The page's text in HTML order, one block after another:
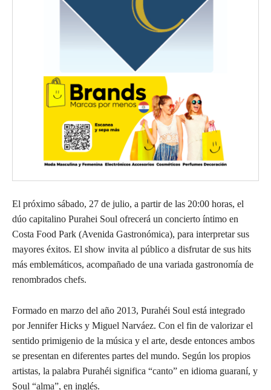
El próximo sábado, 27 de julio, a partir de las 20:00 horas, el
dúo capitalino Purahei Soul ofrecerá un concierto íntimo en
Costa Food Park (Avenida Gastronómica), para interpretar sus
mayores éxitos. El show invita al público a disfrutar de sus hits
más emblemáticos, acompañado de una variada gastronomía de
renombrados chefs.
Formado en marzo del año 2013, Purahéi Soul está integrado
por Jennifer Hicks y Miguel Narváez. Con el fin de valorizar el
sentido primigenio de la música y el arte, desde entonces ambos
se presentan en diferentes partes del mundo. Según los propios
artistas, la palabra Purahéi significa “canto” en idioma guaraní, y
Soul “alma”, en inglés.